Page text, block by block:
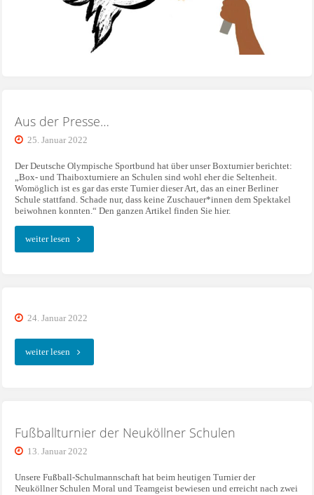
Aus der Presse…
25. Januar 2022
Der Deutsche Olympische Sportbund hat über unser Boxturnier berichtet:
„Box- und Thaiboxturniere an Schulen sind wohl eher die Seltenheit.
Womöglich ist es gar das erste Turnier dieser Art, das an einer Berliner
Schule stattfand. Schade nur, dass keine Zuschauer*innen dem Spektakel
beiwohnen konnten.“ Den ganzen Artikel finden Sie hier.
weiter lesen"Aus
24. Januar 2022
weiter lesen""
Fußballturnier der Neuköllner Schulen
13. Januar 2022
Unsere Fußball-Schulmannschaft hat beim heutigen Turnier der
Neuköllner Schulen Moral und Teamgeist bewiesen und erreicht nach zwei